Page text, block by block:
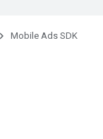
Mobile Ads SDK